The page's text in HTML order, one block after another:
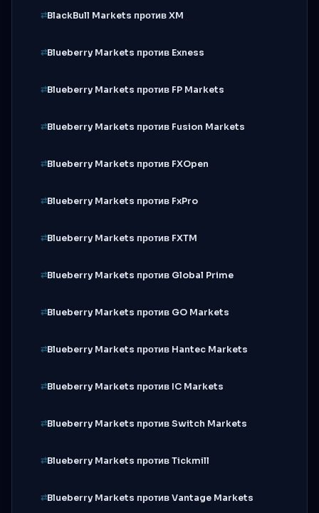
BlackBull Markets против XM
Blueberry Markets против Exness
Blueberry Markets против FP Markets
Blueberry Markets против Fusion Markets
Blueberry Markets против FXOpen
Blueberry Markets против FxPro
Blueberry Markets против FXTM
Blueberry Markets против Global Prime
Blueberry Markets против GO Markets
Blueberry Markets против Hantec Markets
Blueberry Markets против IC Markets
Blueberry Markets против Switch Markets
Blueberry Markets против Tickmill
Blueberry Markets против Vantage Markets